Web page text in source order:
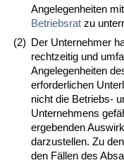
Angelegenheiten
Betriebsrat zu
(2) Der Unternehmer
rechtzeitig und
Angelegenheiten
erforderlichen
nicht die Betriebs-
Unternehmens
ergebenden
darzustellen. Zu
den Fällen des